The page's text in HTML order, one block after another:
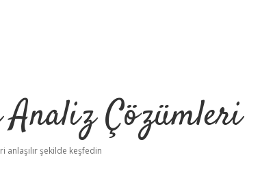
Çözümleri
anlaşılır şekilde keşfedin